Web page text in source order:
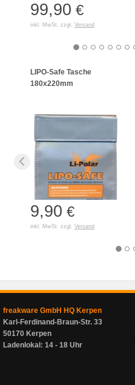
99,90 €
inkl. MwSt. zzgl. Versand
LIPO-Safe Tasche
180x220mm
9,90 €
inkl. MwSt. zzgl. Versand
freakware GmbH HQ Kerpen
Karl-Ferdinand-Braun-Str. 33
50170 Kerpen
Ladenlokal: 14 - 18 Uhr